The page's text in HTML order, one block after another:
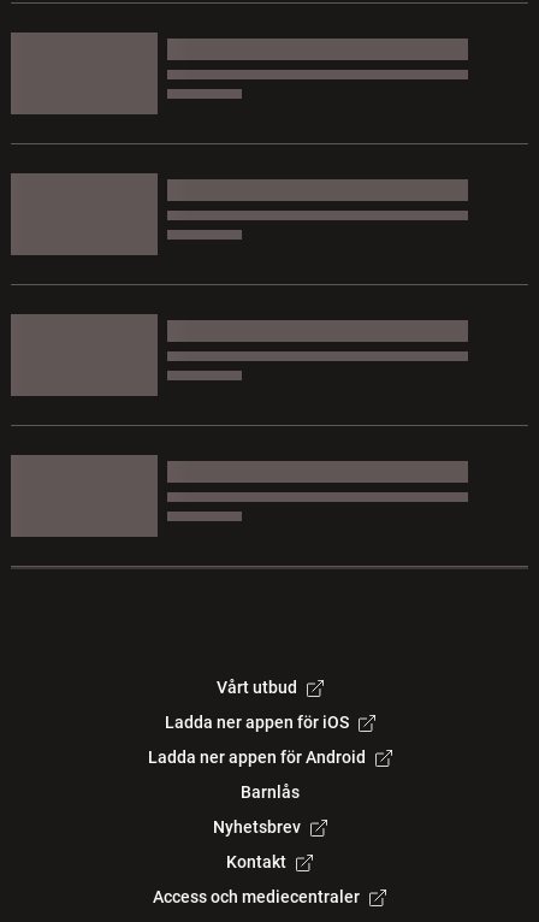
Vårt utbud
Ladda ner appen för iOS
Ladda ner appen för Android
Barnlås
Nyhetsbrev
Kontakt
Access och mediecentraler